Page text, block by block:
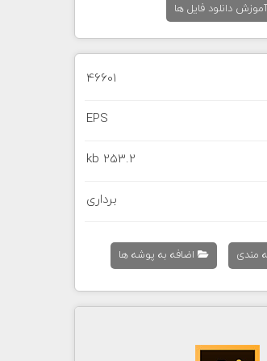
آموزش دانلود فایل ها
46601
EPS
253.2 kb
برداری
مندی اضافه به پوشه ها